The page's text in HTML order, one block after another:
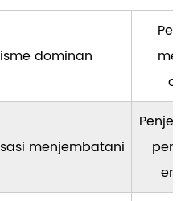
dominan
menjembatani